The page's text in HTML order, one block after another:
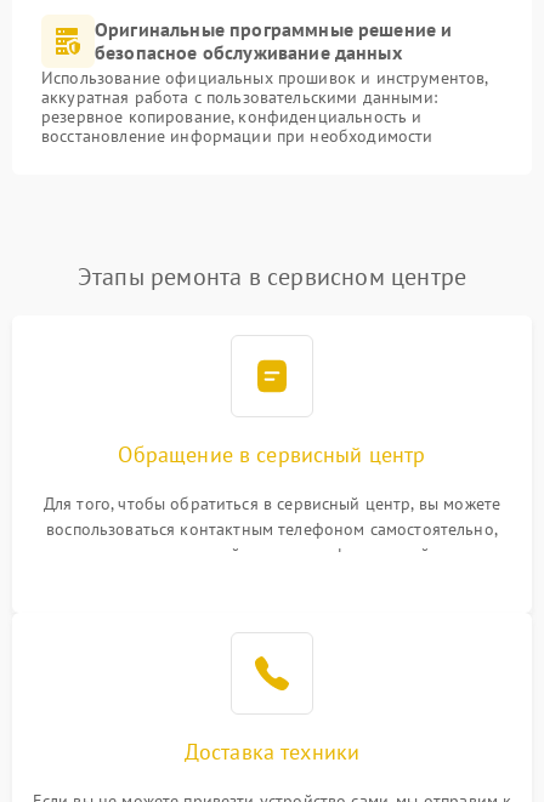
Оригинальные программные решение и
безопасное обслуживание данных
Использование официальных прошивок и инструментов,
аккуратная работа с пользовательскими данными:
резервное копирование, конфиденциальность и
восстановление информации при необходимости
Этапы ремонта в сервисном центре
Обращение в сервисный центр
Для того, чтобы обратиться в сервисный центр, вы можете
воспользоваться контактным телефоном самостоятельно,
или оставить свой номер телефона на сайте
Доставка техники